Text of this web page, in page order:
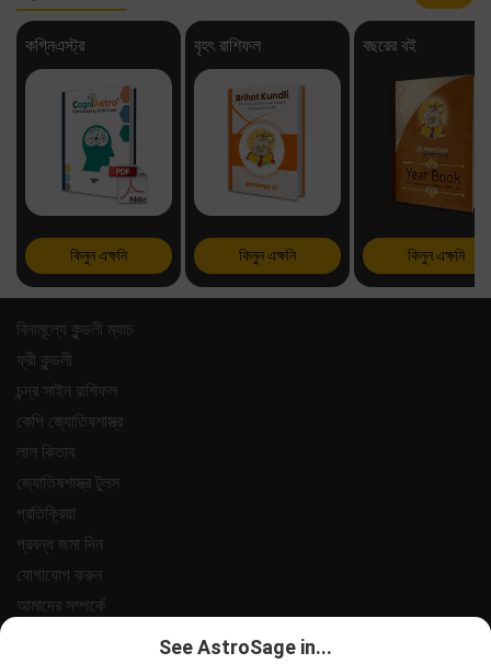
কগ্নিএস্ট্র
কিনুন এক্ষনি
বৃহৎ রাশিফল
কিনুন এক্ষনি
বছরের বই
কিনুন এক্ষনি
বিনামূল্যে কুন্ডলী ম্যাচ
ফ্রী কুন্ডলী
চন্দ্র সাইন রাশিফল
কেপি জ্যোতিষশাস্ত্র
লাল কিতাব
জ্যোতিষশাস্ত্র টুলস
প্রতিক্রিয়া
প্রবন্ধ জমা দিন
যোগাযোগ করুন
আমাদের সম্পর্কে
See AstroSage in...